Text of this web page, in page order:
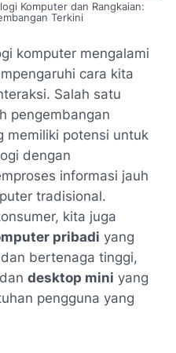
Komputer dan Rangkaian:
Terkini
komputer mengalami
cara kita
Salah satu
pengembangan
memiliki potensi untuk
dengan
informasi jauh
tradisional.
kita juga
pribadi yang
bertenaga tinggi,
dan desktop mini yang
pengguna yang